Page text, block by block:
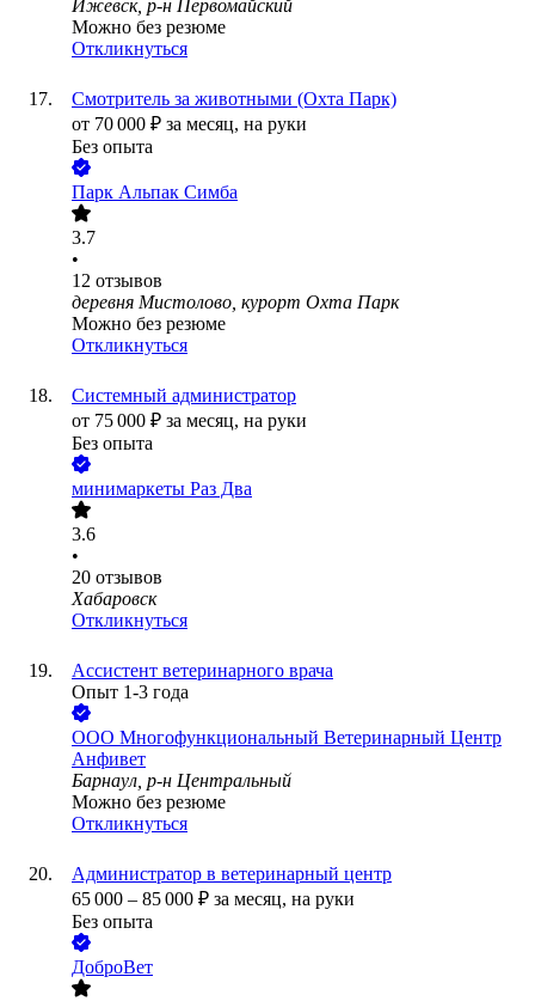
Ижевск, р-н Первомайский
Можно без резюме
Откликнуться
Смотритель за животными (Охта Парк)
от 70 000 ₽ за месяц, на руки
Без опыта
Парк Альпак Симба
3.7
•
12 отзывов
деревня Мистолово, курорт Охта Парк
Можно без резюме
Откликнуться
Системный администратор
от 75 000 ₽ за месяц, на руки
Без опыта
минимаркеты Раз Два
3.6
•
20 отзывов
Хабаровск
Откликнуться
Ассистент ветеринарного врача
Опыт 1-3 года
ООО Многофункциональный Ветеринарный Центр
Анфивет
Барнаул, р-н Центральный
Можно без резюме
Откликнуться
Администратор в ветеринарный центр
65 000 – 85 000 ₽ за месяц, на руки
Без опыта
ДоброВет